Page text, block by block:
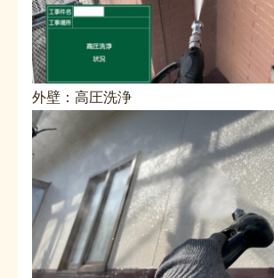
外壁：高圧洗浄